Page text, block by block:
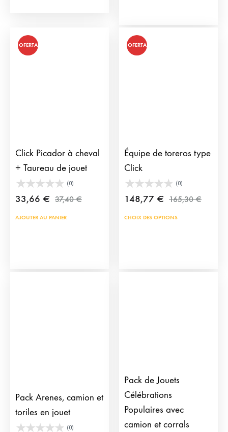
OFERTA
Click Picador à cheval
+ Taureau de jouet
(0)
33,66 € 37,40€
AJOUTER AU PANIER
OFERTA
Équipe de toreros type
Click
(0)
148,77 € 165,30€
CHOIX DES OPTIONS
Pack Arenes, camion et
toriles en jouet
(0)
Pack de Jouets
Célébrations
Populaires avec
camion et corrals